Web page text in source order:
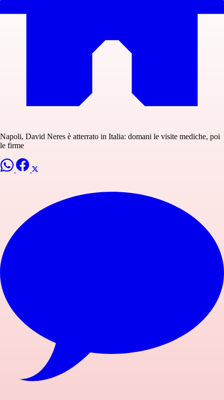
Napoli, David Neres è atterrato in Italia: domani le visite mediche, poi
le firme